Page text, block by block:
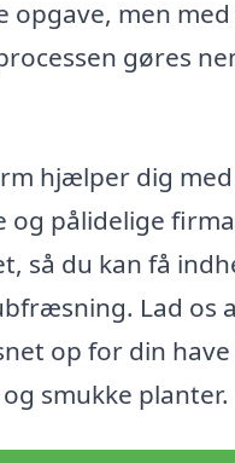
opgave, men
gøres
hjælper dig
og pålidelige
så du kan få
Lad os
op for din
smukke planter.